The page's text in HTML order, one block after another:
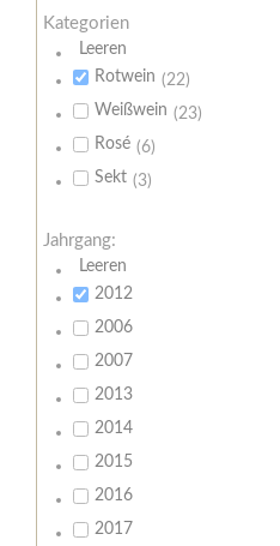
Kategorien
Leeren
Rotwein (22)
Weißwein (23)
Rosé (6)
Sekt (3)
Jahrgang:
Leeren
2012
2006
2007
2013
2014
2015
2016
2017